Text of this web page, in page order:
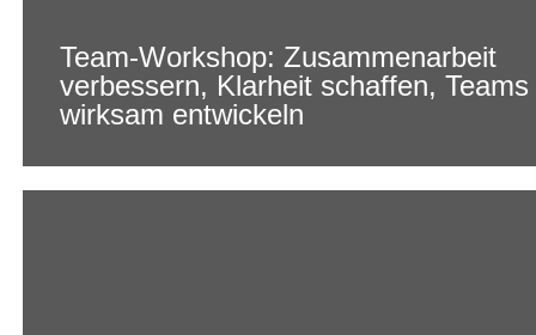
Team-Workshop: Zusammenarbeit
verbessern, Klarheit schaffen, Teams
wirksam entwickeln